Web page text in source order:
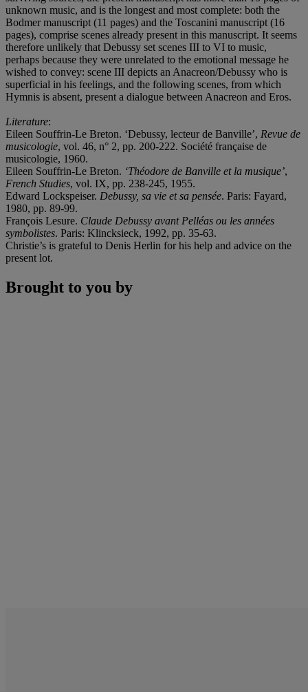
unknown music, and is the longest and most complete: both the
Bodmer manuscript (11 pages) and the Toscanini manuscript (16
pages), comprise scenes already present in this manuscript. It seems
therefore unlikely that Debussy set scenes III to VI to music,
perhaps because they were unrelated to the emotional message he
wished to convey: scene III depicts an Anacreon/Debussy who is
superficial in his feelings, and the following scenes, from which
Hymnis is absent, present a dialogue between Anacreon and Eros.
Literature:
Eileen Souffrin-Le Breton. ‘Debussy, lecteur de Banville’, Revue de
musicologie, vol. 46, n° 2, pp. 200-222. Société française de
musicologie, 1960.
Eileen Souffrin-Le Breton. ‘Théodore de Banville et la musique’,
French Studies, vol. IX, pp. 238-245, 1955.
Edward Lockspeiser. Debussy, sa vie et sa pensée. Paris: Fayard,
1980, pp. 89-99.
François Lesure. Claude Debussy avant Pelléas ou les années
symbolistes. Paris: Klincksieck, 1992, pp. 35-63.
Christie’s is grateful to Denis Herlin for his help and advice on the
present lot.
Brought to you by